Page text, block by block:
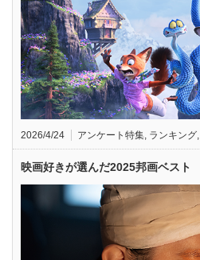
2026/4/24 アンケート特集, ランキング,
映画好きが選んだ2025邦画ベスト